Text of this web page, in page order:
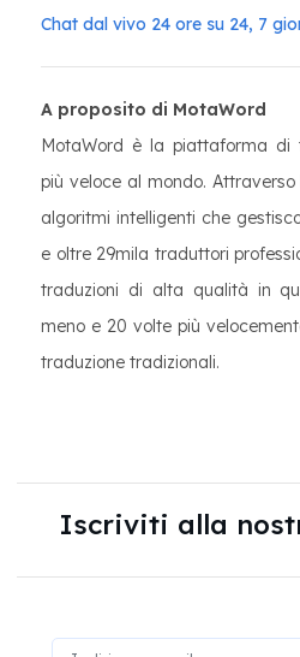
Chat dal vivo 24 ore su 24, 7
A proposito di MotaWord
MotaWord è la piattaforma di
più veloce al mondo.
algoritmi intelligenti che
e oltre 29mila traduttori
traduzioni di alta qualità in
meno e 20 volte più
traduzione tradizionali.
Iscriviti alla